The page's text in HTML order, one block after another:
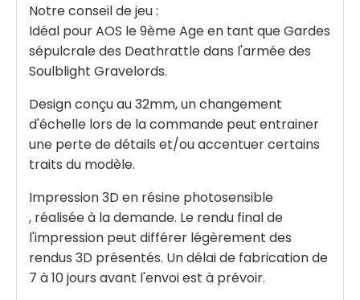
Notre conseil de jeu :
Idéal pour AOS le 9ème Age en tant que Gardes
sépulcrale des Deathrattle dans l'armée des
Soulblight Gravelords.
Design conçu au 32mm, un changement
d'échelle lors de la commande peut entrainer
une perte de détails et/ou accentuer certains
traits du modèle.
Impression 3D en résine photosensible
, réalisée à la demande. Le rendu final de
l'impression peut différer légèrement des
rendus 3D présentés. Un délai de fabrication de
7 à 10 jours avant l'envoi est à prévoir.